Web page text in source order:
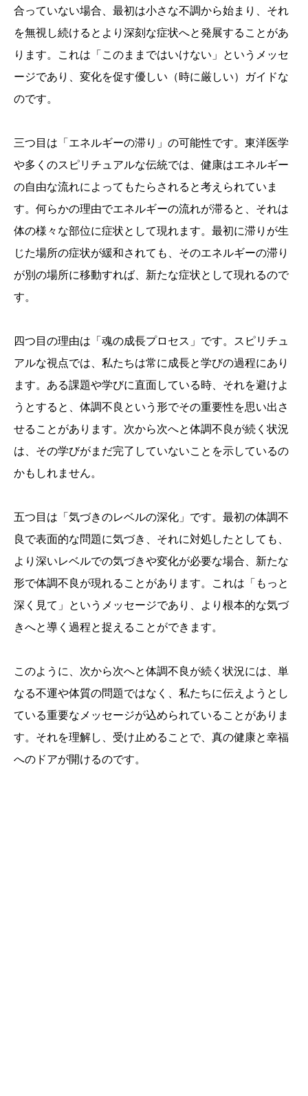
合っていない場合、最初は小さな不調から始まり、それ
を無視し続けるとより深刻な症状へと発展することがあ
ります。これは「このままではいけない」というメッセ
ージであり、変化を促す優しい（時に厳しい）ガイドな
のです。
三つ目は「エネルギーの滞り」の可能性です。東洋医学
や多くのスピリチュアルな伝統では、健康はエネルギー
の自由な流れによってもたらされると考えられていま
す。何らかの理由でエネルギーの流れが滞ると、それは
体の様々な部位に症状として現れます。最初に滞りが生
じた場所の症状が緩和されても、そのエネルギーの滞り
が別の場所に移動すれば、新たな症状として現れるので
す。
四つ目の理由は「魂の成長プロセス」です。スピリチュ
アルな視点では、私たちは常に成長と学びの過程にあり
ます。ある課題や学びに直面している時、それを避けよ
うとすると、体調不良という形でその重要性を思い出さ
せることがあります。次から次へと体調不良が続く状況
は、その学びがまだ完了していないことを示しているの
かもしれません。
五つ目は「気づきのレベルの深化」です。最初の体調不
良で表面的な問題に気づき、それに対処したとしても、
より深いレベルでの気づきや変化が必要な場合、新たな
形で体調不良が現れることがあります。これは「もっと
深く見て」というメッセージであり、より根本的な気づ
きへと導く過程と捉えることができます。
このように、次から次へと体調不良が続く状況には、単
なる不運や体質の問題ではなく、私たちに伝えようとし
ている重要なメッセージが込められていることがありま
す。それを理解し、受け止めることで、真の健康と幸福
へのドアが開けるのです。